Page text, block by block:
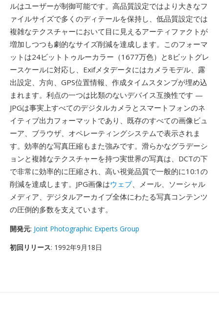
ルはユーザーが制御可能です。高品質設定ではより大きなフ
ァイルサイズで多くのディテールを保持し、低品質設定では
複雑なテクスチャーにおいて目に見えるアーティファクトが
増加しつつも劇的なサイズ削減を達成します。このフォーマ
ットは24ビットトゥルーカラー（1677万色）と8ビットグレ
ースケールに対応し、Exifメタデータにはカメラモデル、露
出設定、方向、GPS位置情報、作成タイムスタンプが埋め込
まれます。利点の一つは比類のないデバイス互換性です —
JPGは事実上すべてのデジタルカメラとスマートフォンのネ
イティブ出力フォーマットであり、既存のすべての画像ビュ
ーア、ブラウザ、オペレーティングシステムで表示されま
す。効率的な写真圧縮もまた強みです。滑らかなグラデーシ
ョンと複雑なテクスチャーを持つ実世界の写真は、DCTの下
で非常に効率的に圧縮され、高い視覚品質で一般的に10:1の
削減を達成します。JPG画像はウェブ、メール、ソーシャル
メディア、デジタルアーカイブ全体にわたる写真コンテンツ
の圧倒的多数を支えています。
開発元: Joint Photographic Experts Group
初回リリース: 1992年9月18日